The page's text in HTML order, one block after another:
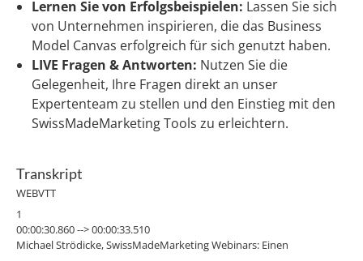
Lernen Sie von Erfolgsbeispielen: Lassen Sie sich
von Unternehmen inspirieren, die das Business
Model Canvas erfolgreich für sich genutzt haben.
LIVE Fragen & Antworten: Nutzen Sie die
Gelegenheit, Ihre Fragen direkt an unser
Expertenteam zu stellen und den Einstieg mit den
SwissMadeMarketing Tools zu erleichtern.
Transkript
WEBVTT
1
00:00:30.860 --> 00:00:33.510
Michael Strödicke, SwissMadeMarketing Webinars: Einen